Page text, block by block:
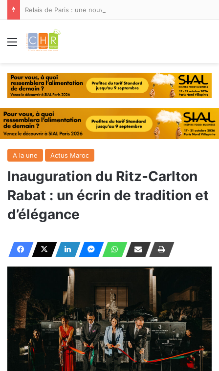
Menu
A la une Actus Maroc
Inauguration du Ritz-Carlton
Rabat : un écrin de tradition et
d’élégance